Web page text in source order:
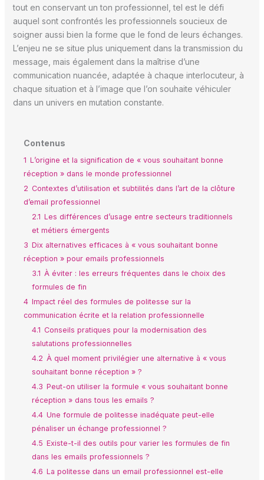
tout en conservant un ton professionnel, tel est le défi
auquel sont confrontés les professionnels soucieux de
soigner aussi bien la forme que le fond de leurs échanges.
L’enjeu ne se situe plus uniquement dans la transmission du
message, mais également dans la maîtrise d’une
communication nuancée, adaptée à chaque interlocuteur, à
chaque situation et à l’image que l’on souhaite véhiculer
dans un univers en mutation constante.
Contenus
1 L’origine et la signification de « vous souhaitant bonne
réception » dans le monde professionnel
2 Contextes d’utilisation et subtilités dans l’art de la clôture
d’email professionnel
2.1 Les différences d’usage entre secteurs traditionnels
et métiers émergents
3 Dix alternatives efficaces à « vous souhaitant bonne
réception » pour emails professionnels
3.1 À éviter : les erreurs fréquentes dans le choix des
formules de fin
4 Impact réel des formules de politesse sur la
communication écrite et la relation professionnelle
4.1 Conseils pratiques pour la modernisation des
salutations professionnelles
4.2 À quel moment privilégier une alternative à « vous
souhaitant bonne réception » ?
4.3 Peut-on utiliser la formule « vous souhaitant bonne
réception » dans tous les emails ?
4.4 Une formule de politesse inadéquate peut-elle
pénaliser un échange professionnel ?
4.5 Existe-t-il des outils pour varier les formules de fin
dans les emails professionnels ?
4.6 La politesse dans un email professionnel est-elle